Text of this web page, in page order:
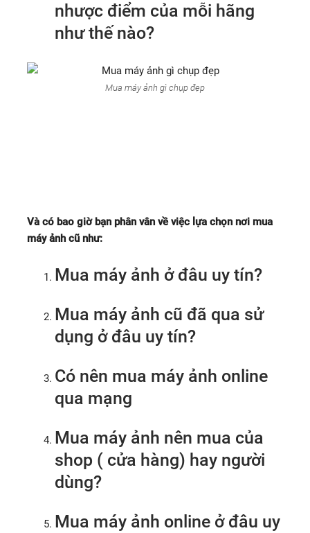
nhược điểm của mỗi hãng
như thế nào?
Mua máy ảnh gì chụp đẹp
Và có bao giờ bạn phân vân về việc lựa chọn nơi mua
máy ảnh cũ như:
Mua máy ảnh ở đâu uy tín?
Mua máy ảnh cũ đã qua sử
dụng ở đâu uy tín?
Có nên mua máy ảnh online
qua mạng
Mua máy ảnh nên mua của
shop ( cửa hàng) hay người
dùng?
Mua máy ảnh online ở đâu uy